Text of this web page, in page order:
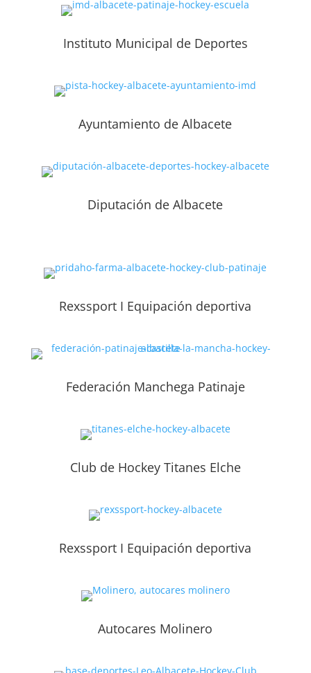
Instituto Municipal de Deportes
Ayuntamiento de Albacete
Diputación de Albacete
Rexssport I Equipación deportiva
Federación Manchega Patinaje
Club de Hockey Titanes Elche
Rexssport I Equipación deportiva
Autocares Molinero